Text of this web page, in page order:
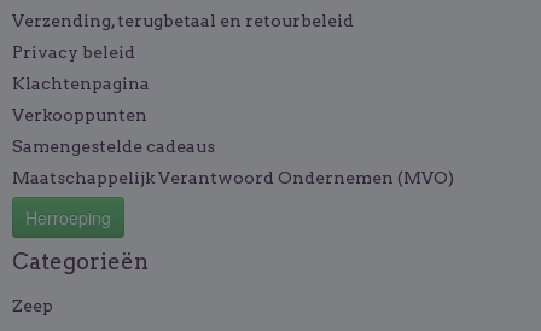
Verzending, terugbetaal en retourbeleid
Privacy beleid
Klachtenpagina
Verkooppunten
Samengestelde cadeaus
Maatschappelijk Verantwoord Ondernemen (MVO)
Herroeping
Categorieën
Zeep